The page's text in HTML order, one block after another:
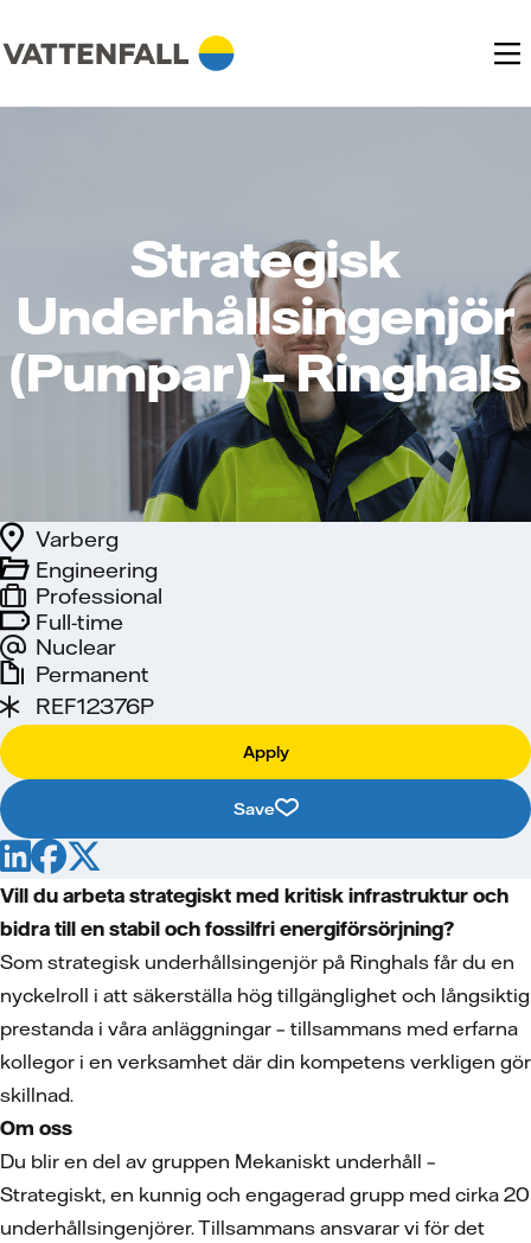
Strategisk
Underhållsingenjör
(Pumpar) – Ringhals
Full-time
Nuclear
Engineering
Varberg
Professional
Permanent
REF12376P
Apply
Save
Vill du arbeta strategiskt med kritisk infrastruktur och
bidra till en stabil och fossilfri energiförsörjning?
Som strategisk underhållsingenjör på Ringhals får du en
nyckelroll i att säkerställa hög tillgänglighet och långsiktig
prestanda i våra anläggningar – tillsammans med erfarna
kollegor i en verksamhet där din kompetens verkligen gör
skillnad.
Om oss
Du blir en del av gruppen Mekaniskt underhåll –
Strategiskt, en kunnig och engagerad grupp med cirka 20
underhållsingenjörer. Tillsammans ansvarar vi för det